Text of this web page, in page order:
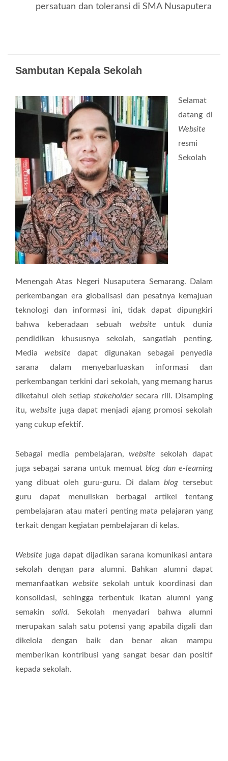
persatuan dan toleransi di SMA Nusaputera
Sambutan Kepala Sekolah
Selamat
datang di
Website
resmi
Sekolah
Menengah Atas Negeri Nusaputera Semarang. Dalam
perkembangan era globalisasi dan pesatnya kemajuan
teknologi dan informasi ini, tidak dapat dipungkiri
bahwa keberadaan sebuah website untuk dunia
pendidikan khususnya sekolah, sangatlah penting.
Media website dapat digunakan sebagai penyedia
sarana dalam menyebarluaskan informasi dan
perkembangan terkini dari sekolah, yang memang harus
diketahui oleh setiap stakeholdersecara riil. Disamping
itu, website juga dapat menjadi ajang promosi sekolah
yang cukup efektif.
Sebagai media pembelajaran,website sekolah dapat
juga sebagai sarana untuk memuatblog dan e-learning
yang dibuat oleh guru-guru. Di dalamblog tersebut
guru dapat menuliskan berbagai artikel tentang
pembelajaran atau materi penting mata pelajaran yang
terkait dengan kegiatan pembelajaran di kelas.
Website juga dapat dijadikan sarana komunikasi antara
sekolah dengan para alumni. Bahkan alumni dapat
memanfaatkan website sekolah untuk koordinasi dan
konsolidasi, sehingga terbentuk ikatan alumni yang
semakin solid. Sekolah menyadari bahwa alumni
merupakan salah satu potensi yang apabila digali dan
dikelola dengan baik dan benar akan mampu
memberikan kontribusi yang sangat besar dan positif
kepada sekolah.